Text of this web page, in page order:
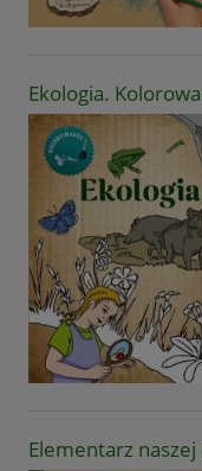
Ekologia.
Elementarz